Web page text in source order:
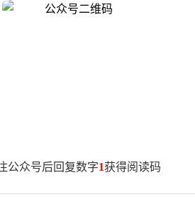
电动车无需定期更换机油、火花
式正在改变消费者的购车决策。
野下，每个表述都可能被过度解
品推广，希望以更直观的方式展现
标注的续航数据通常基于标准化
公众号后回复数字1获得阅读码